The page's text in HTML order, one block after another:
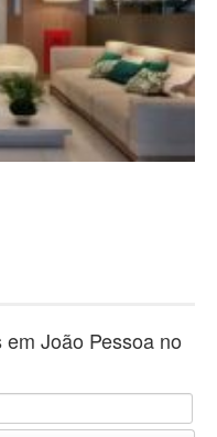
João Pessoa no